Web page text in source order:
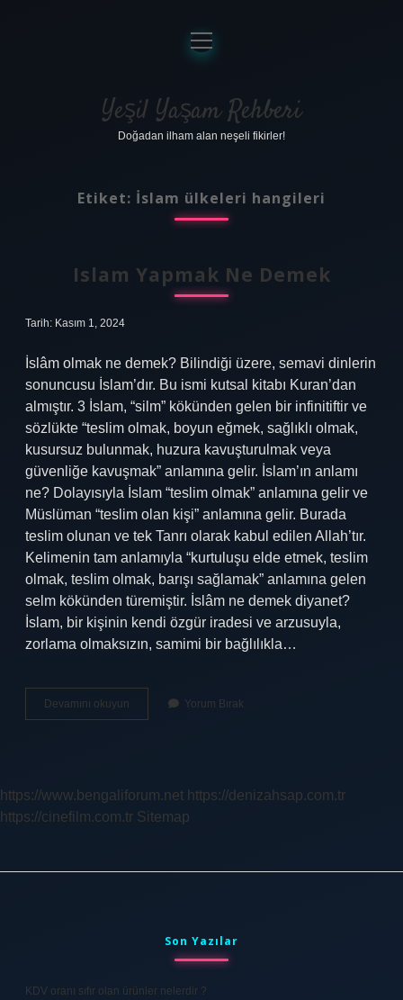
Anasayfa
Gizlilik Politikası
Yasal Uyarı
menüyü
aç
Yeşil Yaşam Rehberi
Doğadan ilham alan neşeli fikirler!
Etiket: İslam ülkeleri hangileri
Islam Yapmak Ne Demek
Tarih: Kasım 1, 2024
İslâm olmak ne demek? Bilindiği üzere, semavi dinlerin
sonuncusu İslam’dır. Bu ismi kutsal kitabı Kuran’dan
almıştır. 3 İslam, “silm” kökünden gelen bir infinitiftir ve
sözlükte “teslim olmak, boyun eğmek, sağlıklı olmak,
kusursuz bulunmak, huzura kavuşturulmak veya
güvenliğe kavuşmak” anlamına gelir. İslam’ın anlamı
ne? Dolayısıyla İslam “teslim olmak” anlamına gelir ve
Müslüman “teslim olan kişi” anlamına gelir. Burada
teslim olunan ve tek Tanrı olarak kabul edilen Allah’tır.
Kelimenin tam anlamıyla “kurtuluşu elde etmek, teslim
olmak, teslim olmak, barışı sağlamak” anlamına gelen
selm kökünden türemiştir. İslâm ne demek diyanet?
İslam, bir kişinin kendi özgür iradesi ve arzusuyla,
zorlama olmaksızın, samimi bir bağlılıkla…
Devamını okuyun
Yapmak
Yorum Bırak
https://www.bengaliforum.net https://denizahsap.com.tr
https://cinefilm.com.tr Sitemap
Son Yazılar
KDV oranı sıfır olan ürünler nelerdir ?